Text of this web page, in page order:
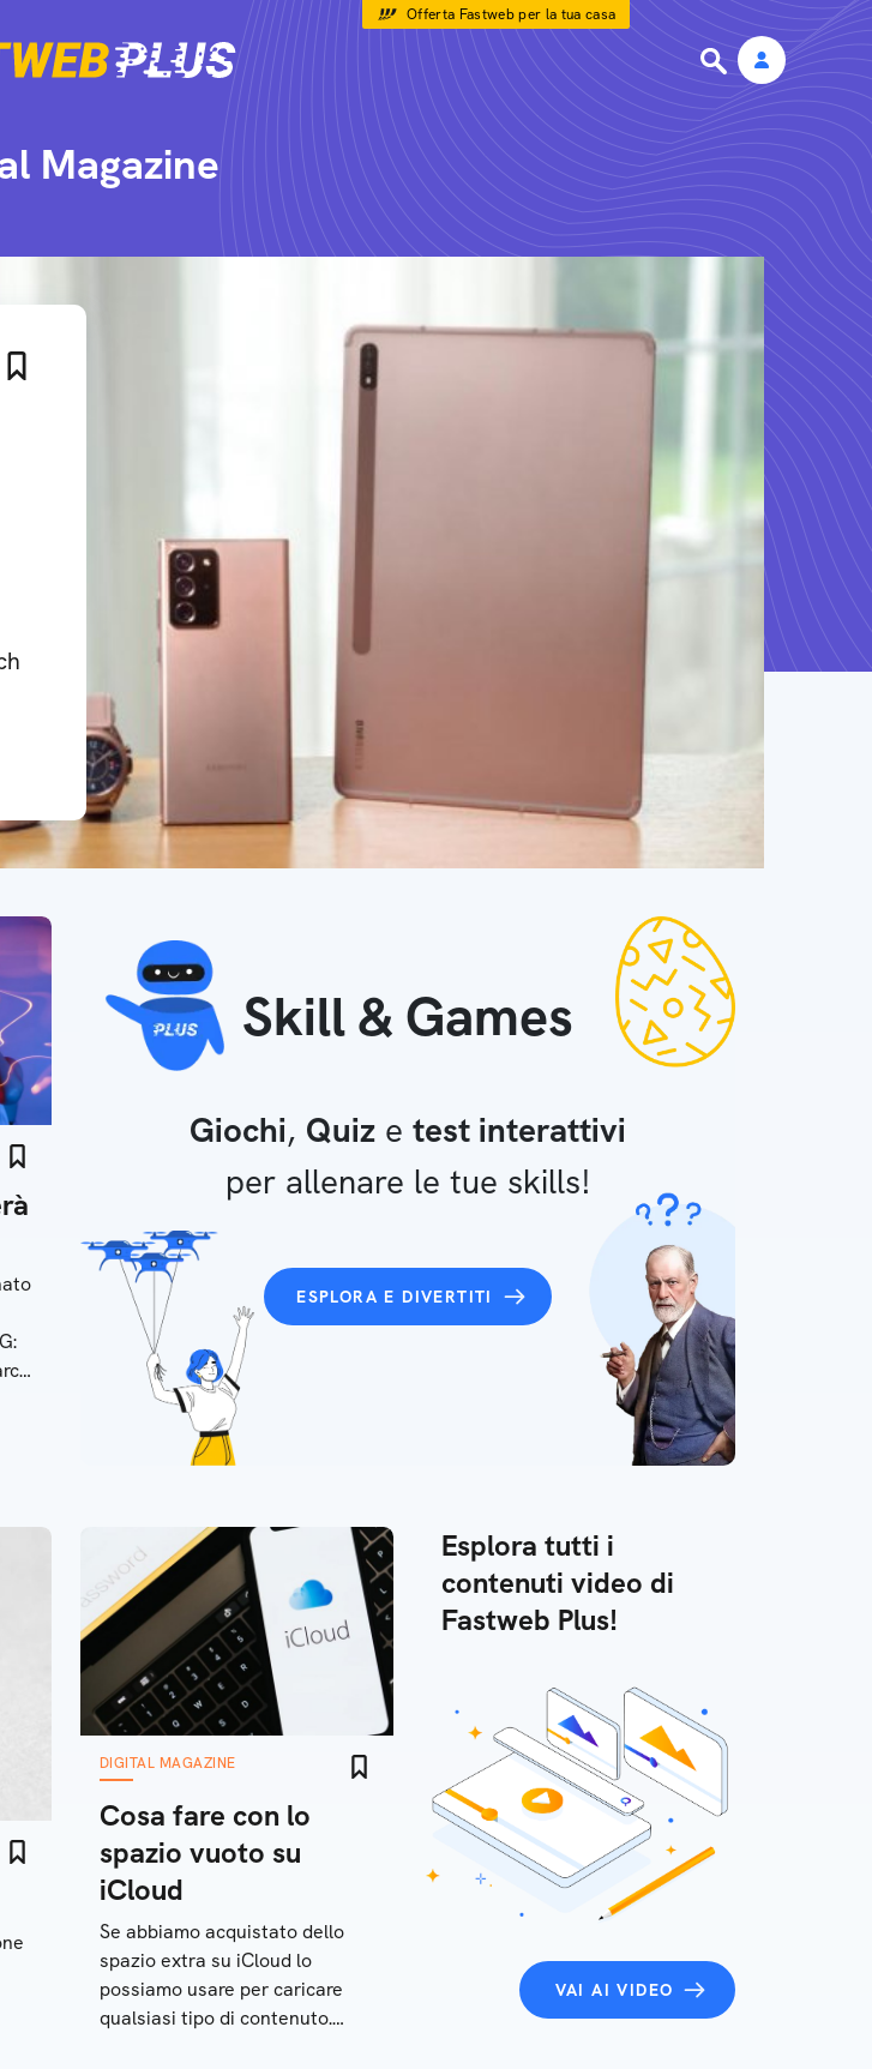
Offerta Fastweb per la tua casa
Magazine
Skill & Games
Giochi, Quiz e test interattivi
per allenare le tue skills!
ESPLORA E DIVERTITI
DIGITAL MAGAZINE
Cosa fare con lo
spazio vuoto su
iCloud
Se abbiamo acquistato dello
spazio extra su iCloud lo
possiamo usare per caricare
qualsiasi tipo di contenuto.
Esplora tutti i
contenuti video di
Fastweb Plus!
VAI AI VIDEO